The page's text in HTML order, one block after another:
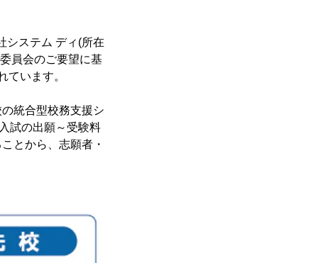
システム ディ(所在
員会のご要望に基
います。
統合型校務支援シ
試の出願～受験料
とから、志願者・